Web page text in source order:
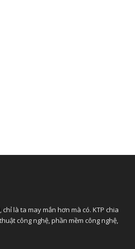
là ta may mắn hơn mà có. KTP chia
công nghệ, phần mềm công nghệ,